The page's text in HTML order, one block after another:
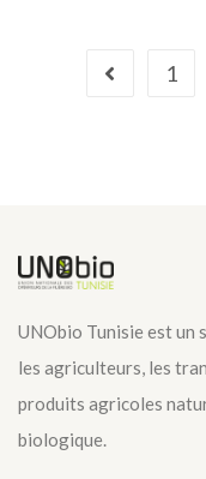
1
UNObio Tunisie est
les agriculteurs, les
produits agricoles
biologique.